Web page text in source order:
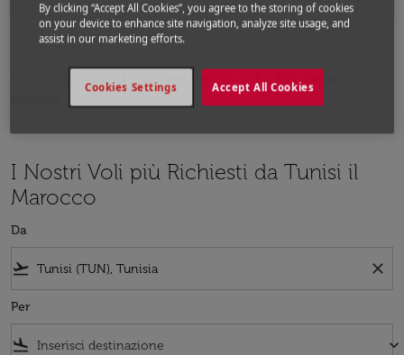
I Nostri Voli più Richiesti da Tunisi il
Marocco
Da
flight_takeoff close
Per
flight_land keyboard_arrow_down
By clicking “Accept All Cookies”, you agree to the storing of cookies
on your device to enhance site navigation, analyze site usage, and
assist in our marketing efforts.
Accept All Cookies
Cookies Settings